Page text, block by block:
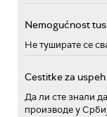
Nemogućnost
Не туширате се
Cestitke za uspeh
Да ли сте знали
производе у